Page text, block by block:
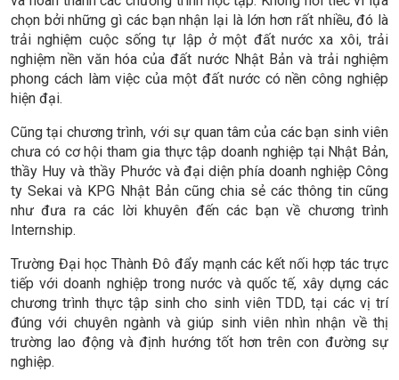
chọn bởi những gì các bạn nhận lại là lớn hơn rất nhiều, đó là
trải nghiệm cuộc sống tự lập ở một đất nước xa xôi, trải
nghiệm nền văn hóa của đất nước Nhật Bản và trải nghiệm
phong cách làm việc của một đất nước có nền công nghiệp
hiện đại.
Cũng tại chương trình, với sự quan tâm của các bạn sinh viên
chưa có cơ hội tham gia thực tập doanh nghiệp tại Nhật Bản,
thầy Huy và thầy Phước và đại diện phía doanh nghiệp Công
ty Sekai và KPG Nhật Bản cũng chia sẻ các thông tin cũng
như đưa ra các lời khuyên đến các bạn về chương trình
Internship.
Trường Đại học Thành Đô đẩy mạnh các kết nối hợp tác trực
tiếp với doanh nghiệp trong nước và quốc tế, xây dựng các
chương trình thực tập sinh cho sinh viên TDD, tại các vị trí
đúng với chuyên ngành và giúp sinh viên nhìn nhận về thị
trường lao động và định hướng tốt hơn trên con đường sự
nghiệp.